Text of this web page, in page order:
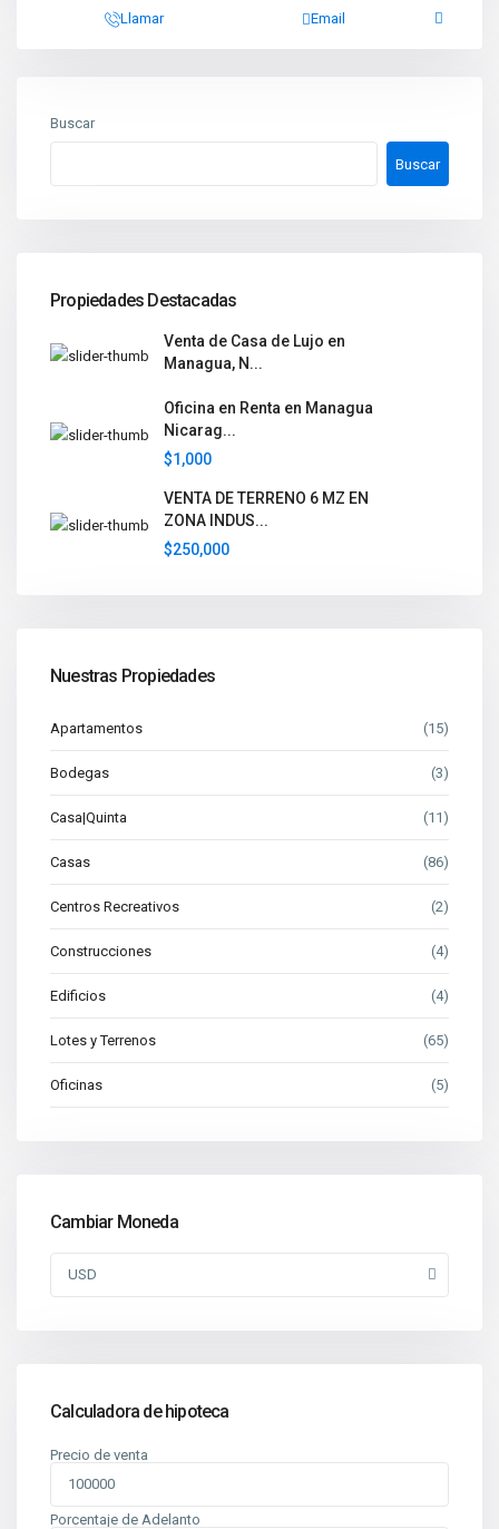
Llamar Email
Buscar
Buscar
Propiedades Destacadas
Venta de Casa de Lujo en
Managua, N...
Oficina en Renta en Managua
Nicarag...
$1,000
VENTA DE TERRENO 6 MZ EN
ZONA INDUS...
$250,000
Nuestras Propiedades
Apartamentos (15)
Bodegas (3)
Casa|Quinta (11)
Casas (86)
Centros Recreativos (2)
Construcciones (4)
Edificios (4)
Lotes y Terrenos (65)
Oficinas (5)
Cambiar Moneda
USD
Calculadora de hipoteca
Precio de venta
Porcentaje de Adelanto